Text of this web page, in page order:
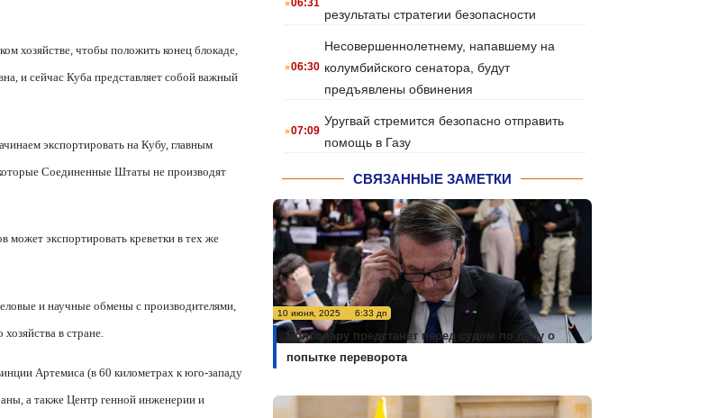
хозяйстве, чтобы положить конец блокаде,
и сейчас Куба представляет собой важный
экспортировать на Кубу, главным
Соединенные Штаты не производят
может экспортировать креветки в тех же
и научные обмены с производителями,
в стране.
Артемиса (в 60 километрах к юго-западу
а также Центр генной инженерии и
06:31
результаты стратегии безопасности
.06:30
Несовершеннолетнему, напавшему на
колумбийского сенатора, будут
предъявлены обвинения
.07:09
Уругвай стремится безопасно отправить
помощь в Газу
СВЯЗАННЫЕ ЗАМЕТКИ
10 июня, 2025 6:33 дп
Болсонару предстанет перед судом по делу о
попытке переворота